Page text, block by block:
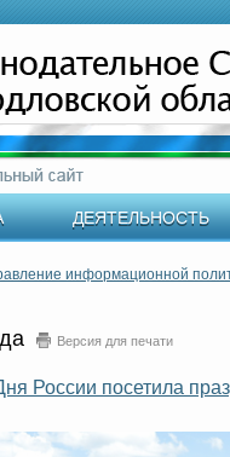
ДЕЯТЕЛЬНОСТЬ
информационной
Версия для печати
России посетила